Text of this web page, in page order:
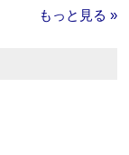
もっと見る »